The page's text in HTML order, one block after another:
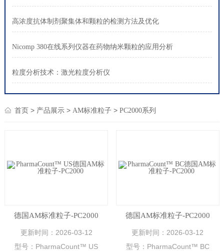
高浓度抗体制剂聚集体和颗粒的检测方法及优化
Nicomp 380在线系列仪器在药物纳米颗粒的应用分析
粒度分析技术：激光粒度分析仪
首页> 产品展示> AM标准粒子> PC2000系列
德国AM标准粒子-PC2000
更新时间： 2026-03-12
型号： PharmaCount™ US
德国AM标准粒子-PC2000
更新时间： 2026-03-12
型号： PharmaCount™ BC